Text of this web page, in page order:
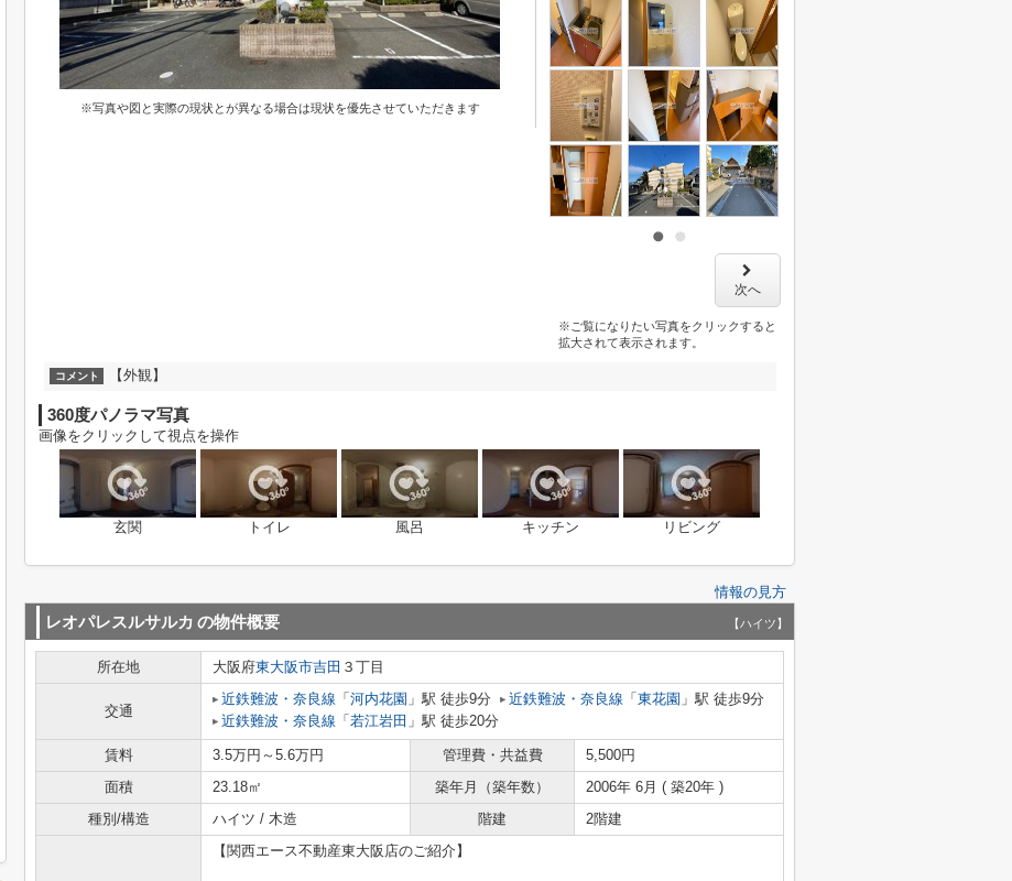
※写真や図と実際の現状とが異なる場合は現状を優先させていただきます
次へ
※ご覧になりたい写真をクリックすると
拡大されて表示されます。
コメント 【外観】
360度パノラマ写真
画像をクリックして視点を操作
玄関 トイレ 風呂 キッチン リビング
情報の見方
レオパレスルサルカ の物件概要 【ハイツ】
所在地 大阪府東大阪市吉田 ３丁目
交通
近鉄難波・奈良線 「 河内花園 」駅 徒歩9分 近鉄難波・奈良線 「 東花園 」駅 徒歩9分
近鉄難波・奈良線 「 若江岩田 」駅 徒歩20分
賃料 3.5万円～5.6万円 管理費・共益費
5,500円
面積
23.18㎡ 築年月（築年数）
2006年 6月 ( 築20年 )
種別/構造
ハイツ / 木造 階建 2階建
【関西エース不動産東大阪店のご紹介】